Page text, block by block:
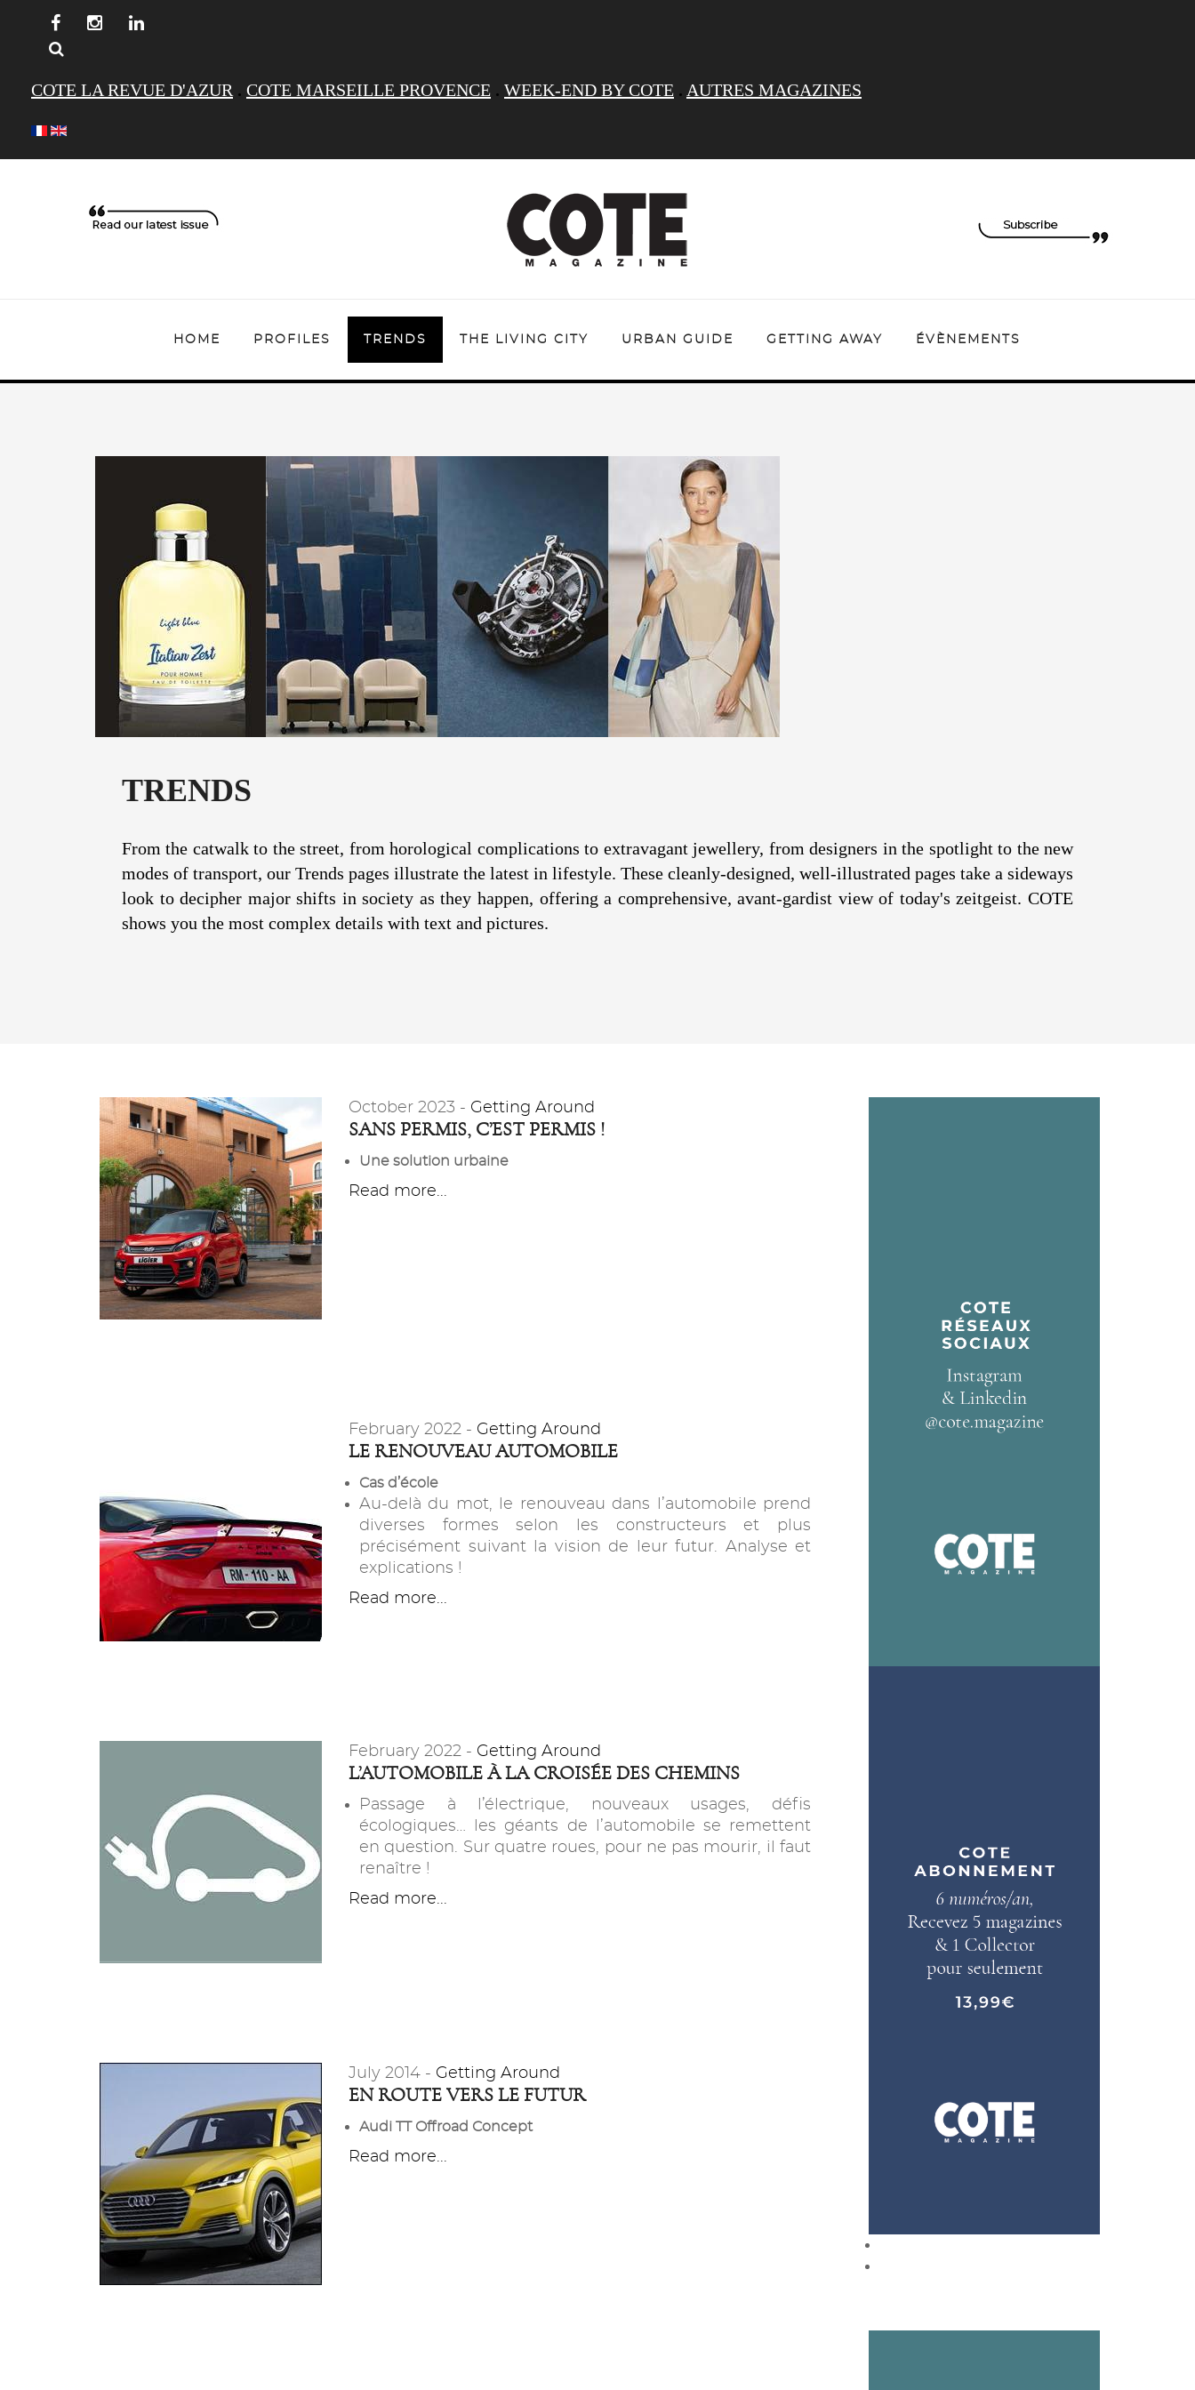
COTE LA REVUE D'AZUR . COTE MARSEILLE PROVENCE . WEEK-END BY COTE . AUTRES MAGAZINES
HOME PROFILES TRENDS THE LIVING CITY URBAN GUIDE GETTING AWAY ÉVÈNEMENTS
TRENDS
From the catwalk to the street, from horological complications to extravagant jewellery, from designers in the spotlight to the new
modes of transport, our Trends pages illustrate the latest in lifestyle. These cleanly-designed, well-illustrated pages take a sideways
look to decipher major shifts in society as they happen, offering a comprehensive, avant-gardist view of today's zeitgeist. COTE
shows you the most complex details with text and pictures.
October 2023 - Getting Around
SANS PERMIS, C’EST PERMIS !
Une solution urbaine
Read more...
February 2022 - Getting Around
LE RENOUVEAU AUTOMOBILE
Cas d’école
Au-delà du mot, le renouveau dans l’automobile prend
diverses formes selon les constructeurs et plus
précisément suivant la vision de leur futur. Analyse et
explications !
Read more...
February 2022 - Getting Around
L’AUTOMOBILE À LA CROISÉE DES CHEMINS
Passage à l’électrique, nouveaux usages, défis
écologiques… les géants de l’automobile se remettent
en question. Sur quatre roues, pour ne pas mourir, il faut
renaître !
Read more...
July 2014 - Getting Around
EN ROUTE VERS LE FUTUR
Audi TT Offroad Concept
Read more...